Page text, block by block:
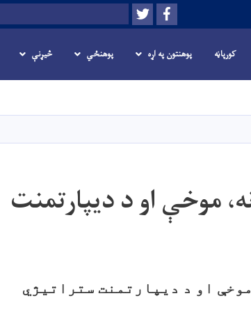
Facebook
Twitter
لټون
کورپاڼه پوهنتون په اړه پوهنځي څیړنې
موخې او د دیپارتمنت
او د دیپارتمنت ستراتیژ ي